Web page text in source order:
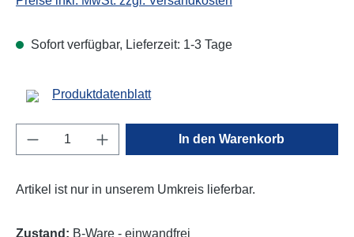
Sofort verfügbar, Lieferzeit: 1-3 Tage
Produktdatenblatt
Produkt Anzahl: Gib den gewünschten
In den Warenkorb
Artikel ist nur in unserem Umkreis lieferbar.
Zustand: B-Ware - einwandfrei